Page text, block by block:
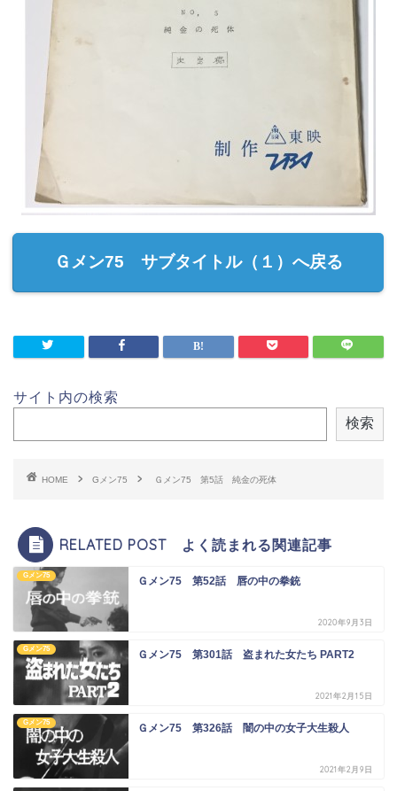
Ｇメン75 サブタイトル（１）へ戻る
サイト内の検索
検索
HOME Gメン75 Ｇメン75 第5話 純金の死体
RELATED POST よく読まれる関連記事
Gメン75 Ｇメン75 第52話 唇の中の拳銃
2020年9月3日
Gメン75 Ｇメン75 第301話 盗まれた女たち PART2
2021年2月15日
Gメン75 Ｇメン75 第326話 闇の中の女子大生殺人
2021年2月9日